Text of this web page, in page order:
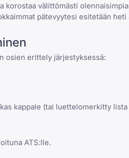
korostaa välittömästi
pätevyytesi esitetään heti
osien erittely järjestyksessä:
kappale (tai luettelomerkitty lista
ATS:lle.